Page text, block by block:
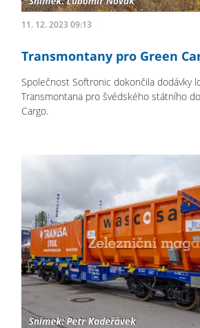
11. 12. 2023 09:13
Transmontany pro Green
Společnost Softronic dokončila dodávky
Transmontana pro švédského státního
Cargo.